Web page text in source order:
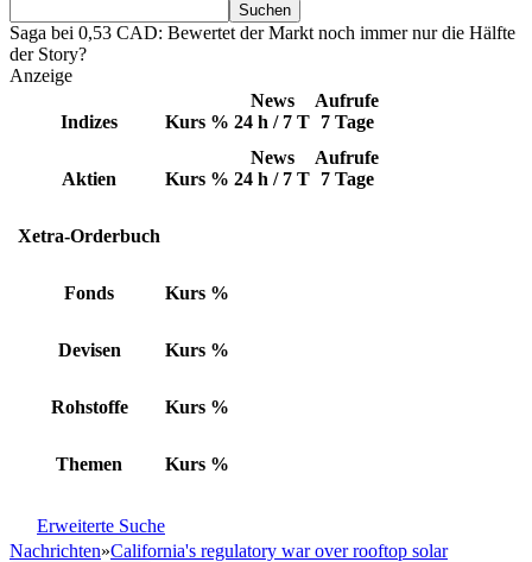
Saga bei 0,53 CAD: Bewertet der Markt noch immer nur die Hälfte
der Story?
Anzeige
Indizes Kurs %
News
24 h / 7 T
Aufrufe
7 Tage
Aktien Kurs %
News
24 h / 7 T
Aufrufe
7 Tage
Xetra-Orderbuch
Fonds Kurs %
Devisen Kurs %
Rohstoffe Kurs %
Themen Kurs %
Erweiterte Suche
Nachrichten»California's regulatory war over rooftop solar